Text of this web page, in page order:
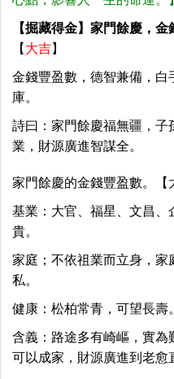
【掘藏得金】家門餘慶，
【 大吉】
金錢豐盈數，德智兼備，白
庫。
詩曰：家門餘慶福無疆，子
業，財源廣進智謀全。
家門餘慶的金錢豐盈數。【
基業：大官、福星、文昌、
貴。
家庭；不依祖業而立身，家
私。
健康：松柏常青，可望長壽。
含義：路途多有崎嶇，實為
可以成家，財源廣進到老愈